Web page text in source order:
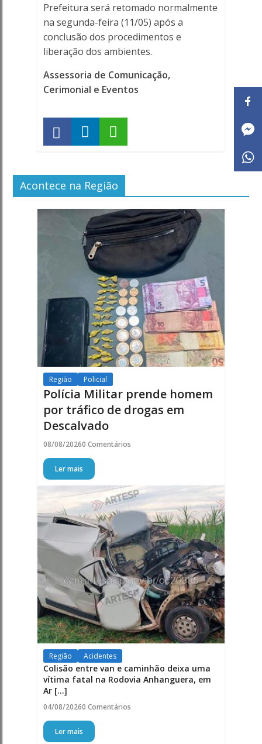
Prefeitura será retomado normalmente
na segunda-feira (11/05) após a
conclusão dos procedimentos e
liberação dos ambientes.
Assessoria de Comunicação,
Cerimonial e Eventos
Acontece na Região
Região Policial
Polícia Militar prende homem
por tráfico de drogas em
Descalvado
08/08/20260 Comentários
Ler mais
Região Acidentes
Colisão entre van e caminhão deixa uma
vítima fatal na Rodovia Anhanguera, em
Ar [...]
04/08/20260 Comentários
Ler mais